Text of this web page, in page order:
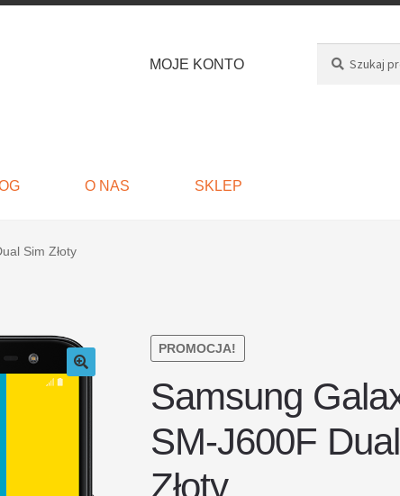
MOJE KONTO
SKLEP
O NAS
Sim Złoty
PROMOCJA!
Samsung
SM-J600F
Złoty